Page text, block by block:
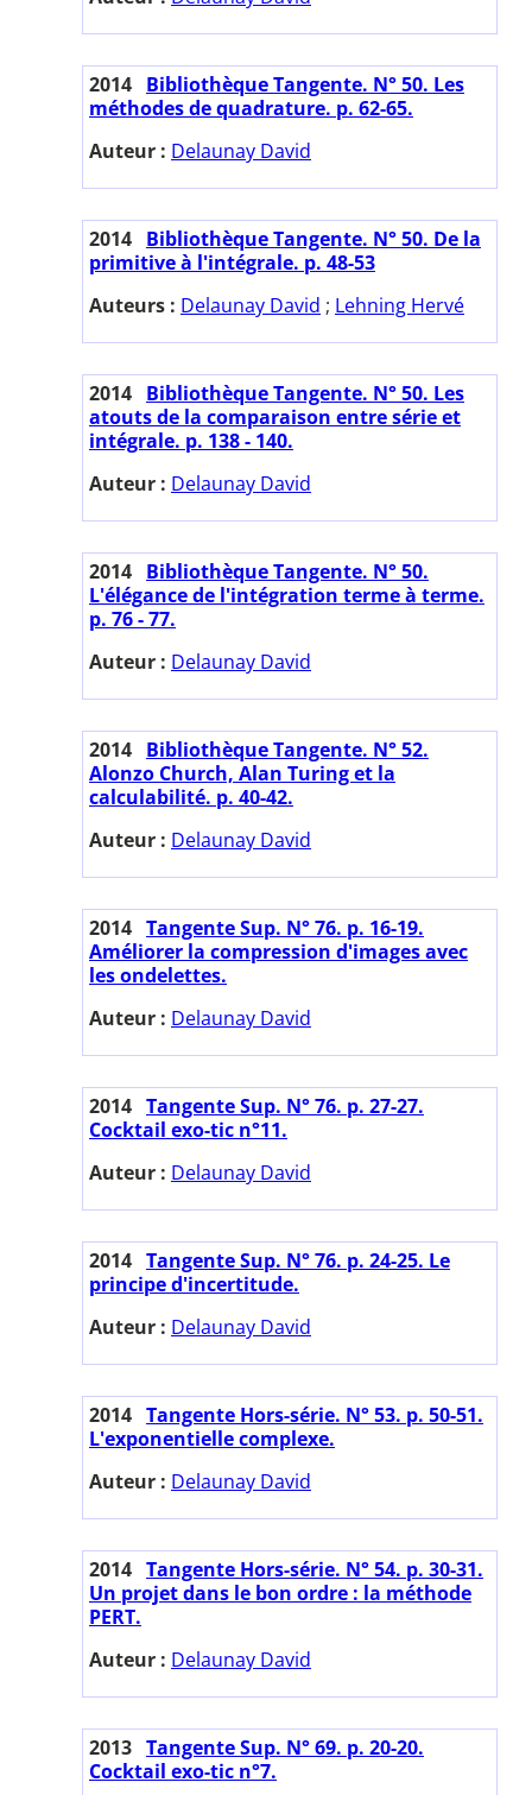
2014 Bibliothèque Tangente. N° 50. Les
méthodes de quadrature. p. 62-65.
Auteur : Delaunay David
2014 Bibliothèque Tangente. N° 50. De la
primitive à l'intégrale. p. 48-53
Auteurs : Delaunay David ; Lehning Hervé
2014 Bibliothèque Tangente. N° 50. Les
atouts de la comparaison entre série et
intégrale. p. 138 - 140.
Auteur : Delaunay David
2014 Bibliothèque Tangente. N° 50.
L'élégance de l'intégration terme à terme.
p. 76 - 77.
Auteur : Delaunay David
2014 Bibliothèque Tangente. N° 52.
Alonzo Church, Alan Turing et la
calculabilité. p. 40-42.
Auteur : Delaunay David
2014 Tangente Sup. N° 76. p. 16-19.
Améliorer la compression d'images avec
les ondelettes.
Auteur : Delaunay David
2014 Tangente Sup. N° 76. p. 27-27.
Cocktail exo-tic n°11.
Auteur : Delaunay David
2014 Tangente Sup. N° 76. p. 24-25. Le
principe d'incertitude.
Auteur : Delaunay David
2014 Tangente Hors-série. N° 53. p. 50-51.
L'exponentielle complexe.
Auteur : Delaunay David
2014 Tangente Hors-série. N° 54. p. 30-31.
Un projet dans le bon ordre : la méthode
PERT.
Auteur : Delaunay David
2013 Tangente Sup. N° 69. p. 20-20.
Cocktail exo-tic n°7.